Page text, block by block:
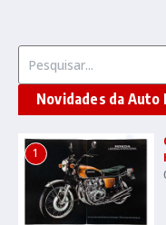
Novidades da Auto
1